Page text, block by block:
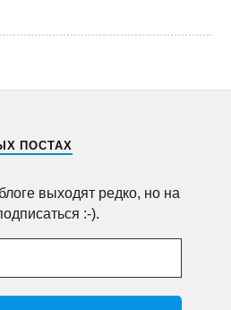
ПОСТАХ
выходят редко, но на
:-).